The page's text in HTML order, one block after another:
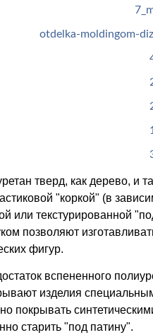
тверд, как дерево, и
"коркой" (в
или текстурированной
позволяют
фигур.
вспененного
изделия
покрывать
старить "под патину".